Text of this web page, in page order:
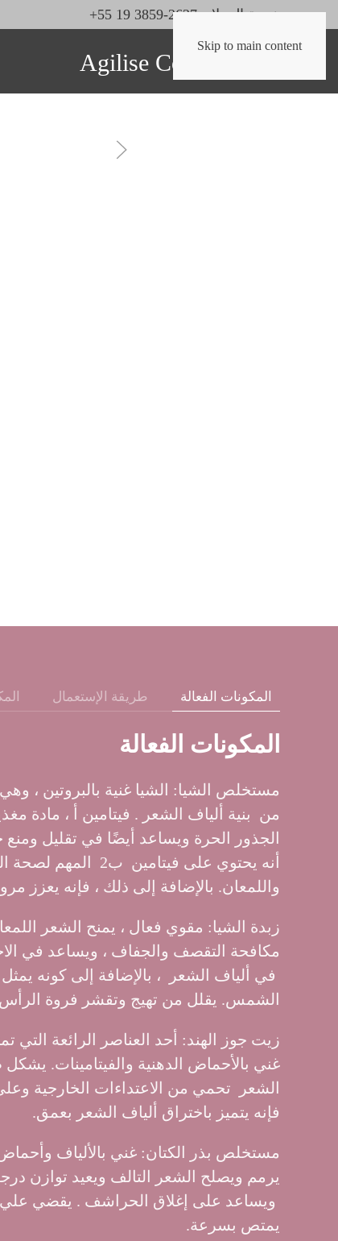
Skip to main content
خدمة العملاء: 2627-3859 19 55+
المكونات الفعالة طريقة الإستعمال
المكونات الفعالة
من بنية ألياف الشعر . فيتامين أ ، مادة
الجذور الحرة ويساعد أيضًا في تقليل
أنه يحتوي على
واللمعان. بالإضافة إلى ذلك ، فإنه يعزز
زبدة الشيا: مقوي فعال ، يمنح الشعر
مكافحة التقصف والجفاف ، ويساعد في
في ألياف الشعر ، بالإضافة إلى كونه
الشمس. يقلل من تهيج وتقشر فروة
زيت جوز الهند: أحد العناصر الرائعة التي
غني بالأحماض الدهنية والفيتامينات.
الشعر تحمي من الاعتداءات الخارجية
فإنه يتميز باختراق ألياف الشعر بعمق.
يرمم ويصلح الشعر التالف ويعيد توازن
ويساعد على إغلاق الحراشف . يقضي علي
يمتص بسرعة.